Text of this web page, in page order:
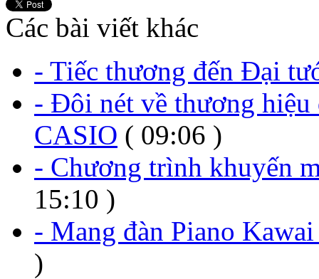
Các bài viết khác
- Tiếc thương đến Đại
- Đôi nét về thương hiệu
CASIO ( 09:06 )
- Chương trình khuyến
15:10 )
- Mang đàn Piano
)